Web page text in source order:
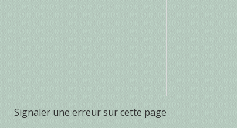
Signaler une erreur sur cette page